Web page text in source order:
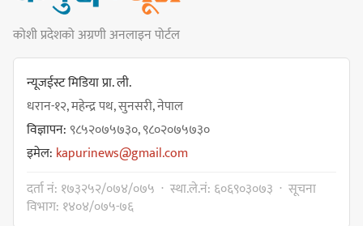
कोशी प्रदेशको अग्रणी अनलाइन पोर्टल
न्यूजईस्ट मिडिया प्रा. ली.
धरान-१२, महेन्द्र पथ, सुनसरी, नेपाल
विज्ञापन:९८५२०७५७३०, ९८०२०७५७३०
इमेल: kapurinews@gmail.com
दर्ता नं: १७३२५२/०७४/०७५ · स्था.ले.नं: ६०६९०३०७३ · सूचना
विभाग: १४०४/०७५-७६